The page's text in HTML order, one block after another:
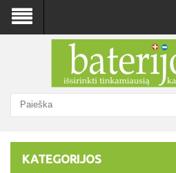
KATEGORIJOS